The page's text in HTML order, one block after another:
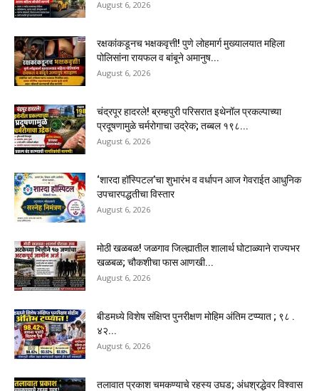
August 6, 2026
रक्षकांकडूनच भक्षकवृत्ती! पुणे लोहमार्ग मुख्यालयात महिला
पोलिसांना रायफल व बांबूने अमानुष...
August 6, 2026
चंद्रपूर हादरले! ब्रम्हपुरी परिसरात इथेनॉल प्रकल्पाच्या
प्रदूषणामुळे चर्मरोगाचा उद्रेक; तब्बल १९८...
August 6, 2026
‘शारदा हॉस्पिटल’चा शुभारंभ व वर्धापन आज गेवराईत आधुनिक
उपचारपद्धतीचा विस्तार
August 6, 2026
मोठी खळबळ! जळगाव जिल्ह्यातील शालार्थ घोटाळ्याने राज्यभर
खळबळ; चौकशीचा फास आणखी...
August 6, 2026
बीडमध्ये विशेष संक्षिप्त पुनरीक्षण मोहिम अंतिम टप्प्यात ; ९८ .
४२...
August 6, 2026
तलावात प्रकाश चमकण्याचे रहस्य उघड; अंधश्रद्धेवर विश्वास